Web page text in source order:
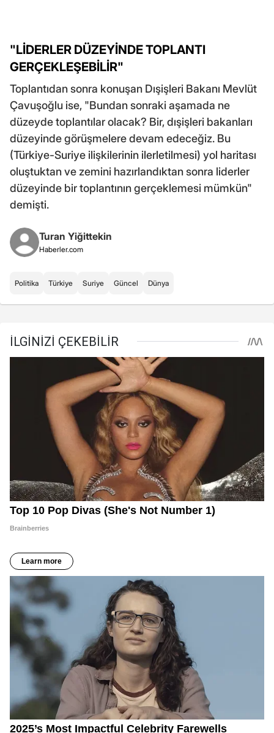
"LİDERLER DÜZEYİNDE TOPLANTI
GERÇEKLEŞEBİLİR"
Toplantıdan sonra konuşan Dışişleri Bakanı Mevlüt
Çavuşoğlu ise, "Bundan sonraki aşamada ne
düzeyde toplantılar olacak? Bir, dışişleri bakanları
düzeyinde görüşmelere devam edeceğiz. Bu
(Türkiye-Suriye ilişkilerinin ilerletilmesi) yol haritası
oluştuktan ve zemini hazırlandıktan sonra liderler
düzeyinde bir toplantının gerçeklemesi mümkün"
demişti.
Turan Yiğittekin
Haberler.com
Politika Türkiye Suriye Güncel Dünya